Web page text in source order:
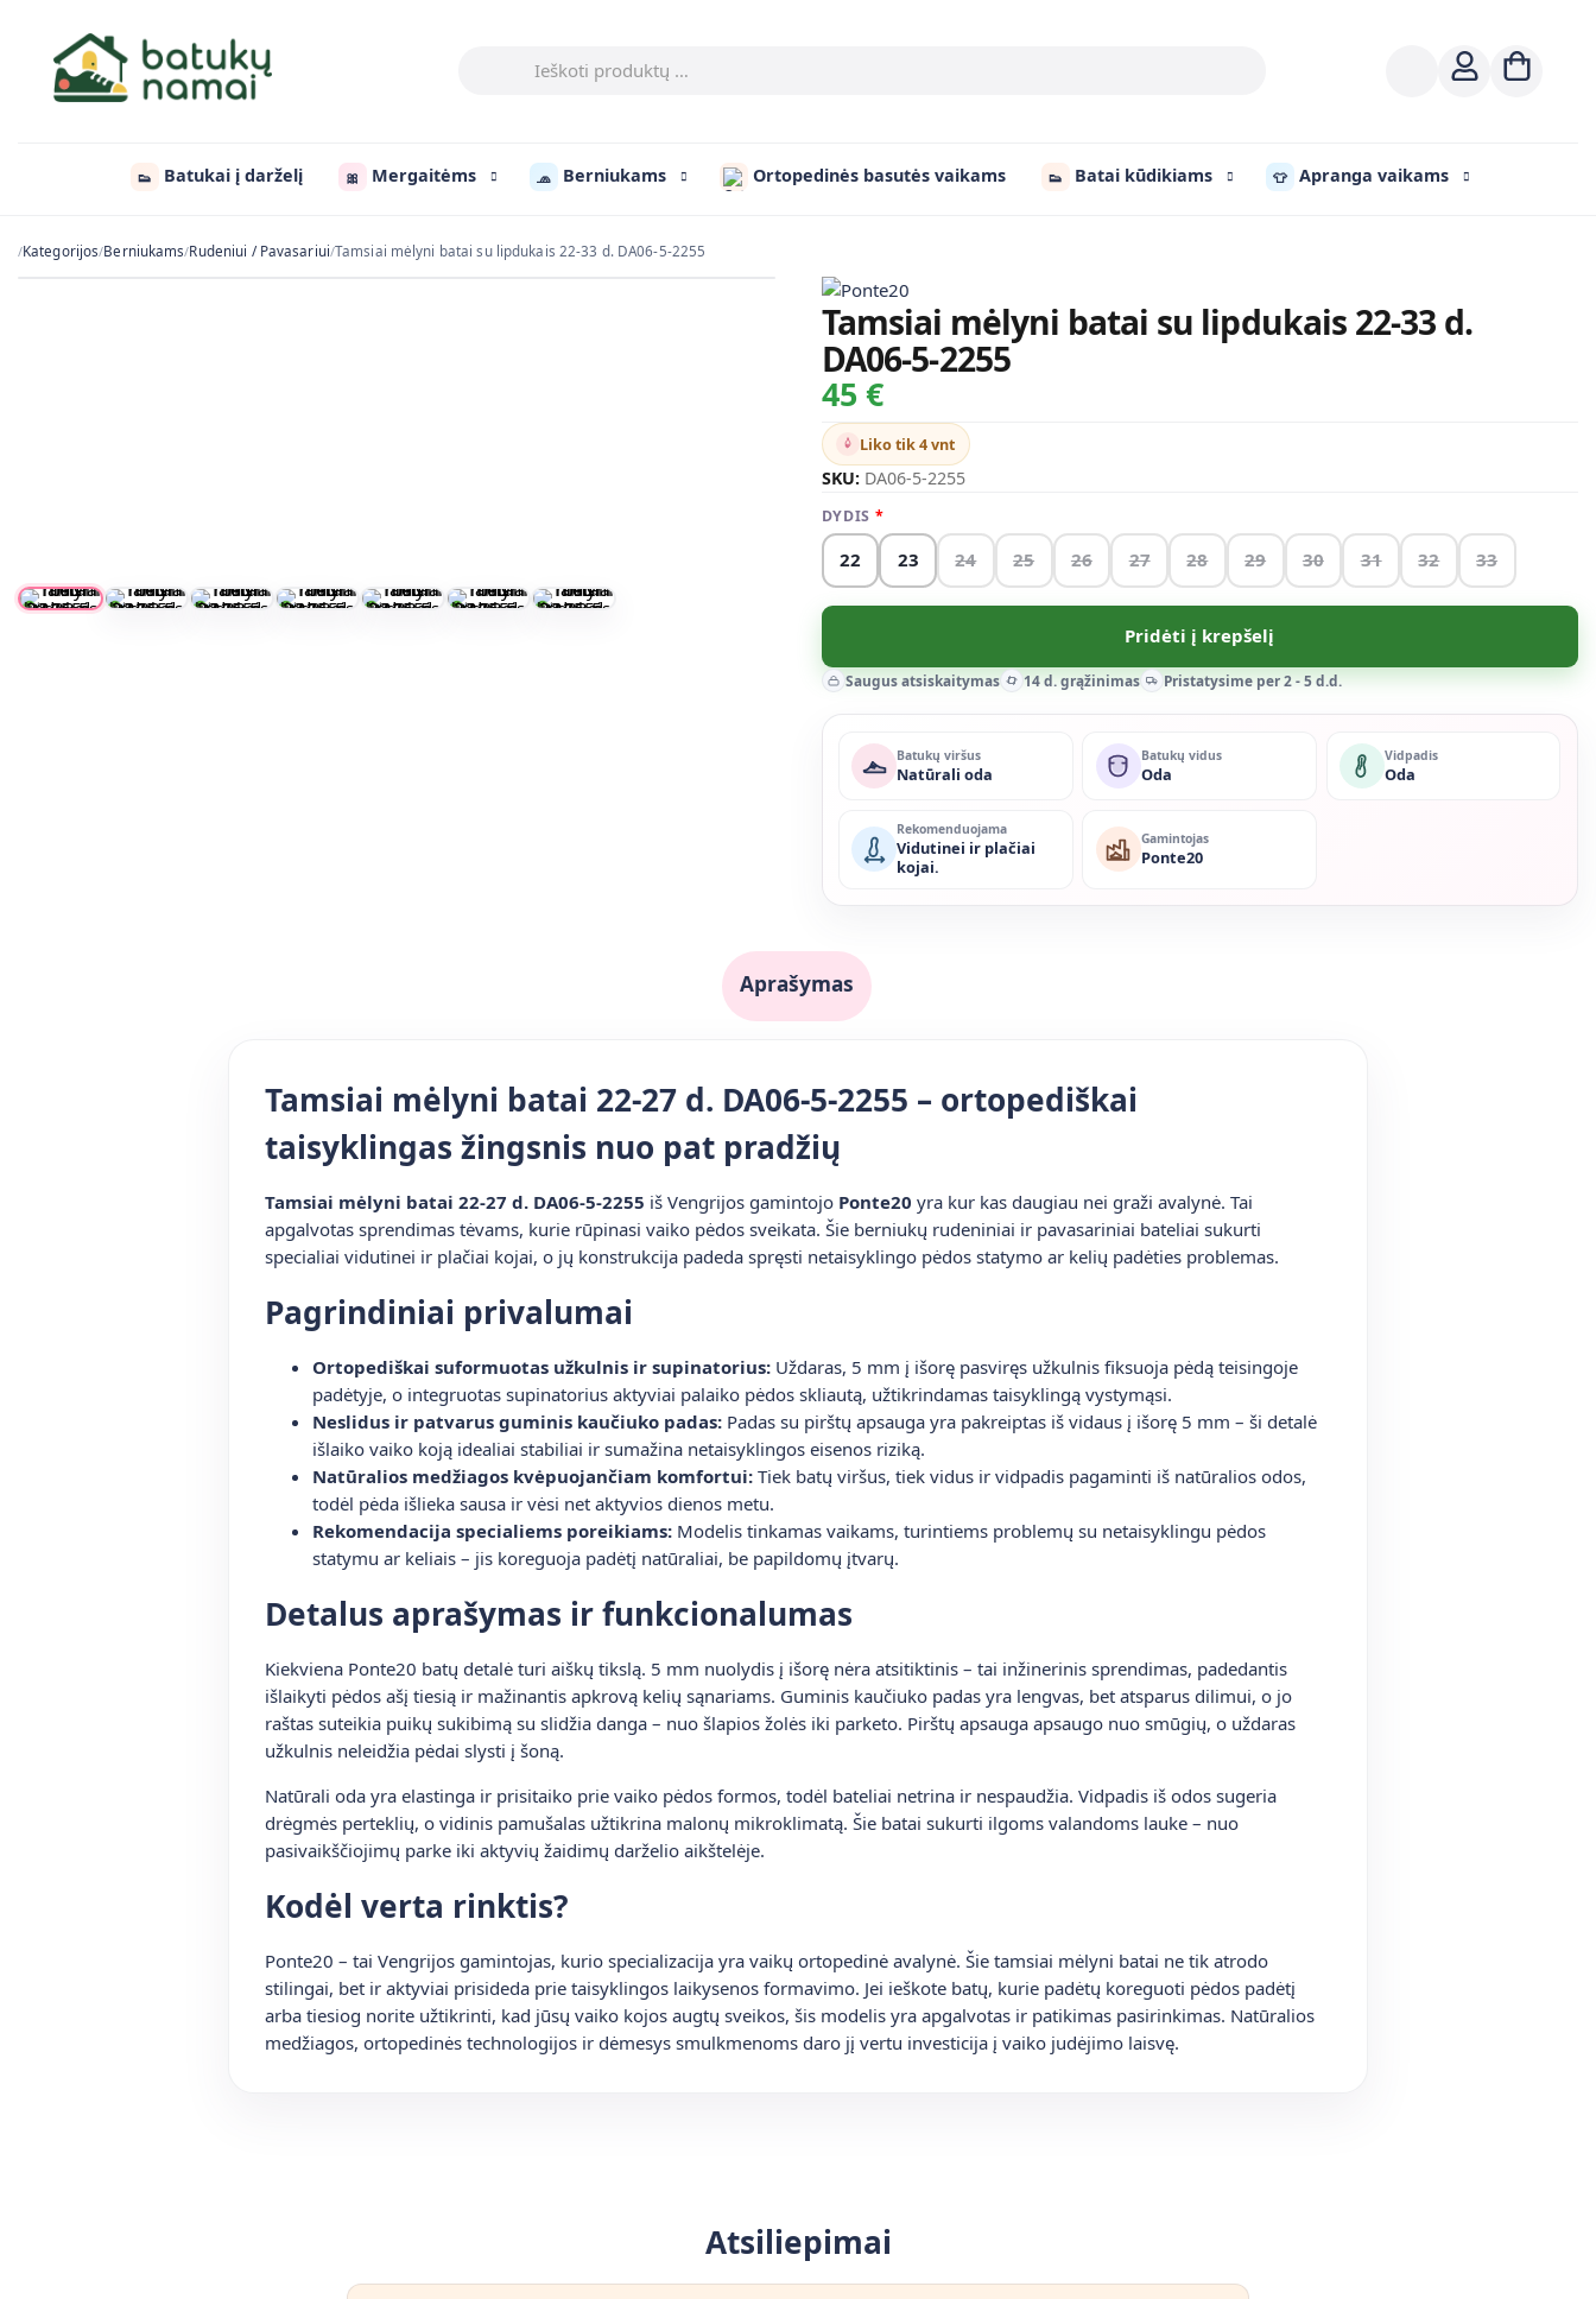
👟 Batukai į darželį 🎀 Mergaitėms 🧢 Berniukams Ortopedinės basutės vaikams 👟 Batai kūdikiams 👕 Apranga vaikams
/Kategorijos/Berniukams/Rudeniui / Pavasariui/Tamsiai mėlyni batai su lipdukais 22-33 d. DA06-5-2255
Tamsiai mėlyni batai su lipdukais 22-33 d.
DA06-5-2255
45 €
Liko tik 4 vnt
SKU: DA06-5-2255
DYDIS
22 23 24 25 26 27 28 29 30 31 32 33
Pridėti į krepšelį
Saugus atsiskaitymas 14 d. grąžinimas Pristatysime per 2 - 5 d.d.
Batukų viršus
Natūrali oda
Batukų vidus
Oda
Vidpadis
Oda
Rekomenduojama
Vidutinei ir plačiai
kojai.
Gamintojas
Ponte20
Aprašymas
Tamsiai mėlyni batai 22-27 d. DA06-5-2255 – ortopediškai
taisyklingas žingsnis nuo pat pradžių
Tamsiai mėlyni batai 22-27 d. DA06-5-2255 iš Vengrijos gamintojo Ponte20 yra kur kas daugiau nei graži avalynė. Tai
apgalvotas sprendimas tėvams, kurie rūpinasi vaiko pėdos sveikata. Šie berniukų rudeniniai ir pavasariniai bateliai sukurti
specialiai vidutinei ir plačiai kojai, o jų konstrukcija padeda spręsti netaisyklingo pėdos statymo ar kelių padėties problemas.
Pagrindiniai privalumai
Ortopediškai suformuotas užkulnis ir supinatorius: Uždaras, 5 mm į išorę pasviręs užkulnis fiksuoja pėdą teisingoje
padėtyje, o integruotas supinatorius aktyviai palaiko pėdos skliautą, užtikrindamas taisyklingą vystymąsi.
Neslidus ir patvarus guminis kaučiuko padas: Padas su pirštų apsauga yra pakreiptas iš vidaus į išorę 5 mm – ši detalė
išlaiko vaiko koją idealiai stabiliai ir sumažina netaisyklingos eisenos riziką.
Natūralios medžiagos kvėpuojančiam komfortui: Tiek batų viršus, tiek vidus ir vidpadis pagaminti iš natūralios odos,
todėl pėda išlieka sausa ir vėsi net aktyvios dienos metu.
Rekomendacija specialiems poreikiams: Modelis tinkamas vaikams, turintiems problemų su netaisyklingu pėdos
statymu ar keliais – jis koreguoja padėtį natūraliai, be papildomų įtvarų.
Detalus aprašymas ir funkcionalumas
Kiekviena Ponte20 batų detalė turi aiškų tikslą. 5 mm nuolydis į išorę nėra atsitiktinis – tai inžinerinis sprendimas, padedantis
išlaikyti pėdos ašį tiesią ir mažinantis apkrovą kelių sąnariams. Guminis kaučiuko padas yra lengvas, bet atsparus dilimui, o jo
raštas suteikia puikų sukibimą su slidžia danga – nuo šlapios žolės iki parketo. Pirštų apsauga apsaugo nuo smūgių, o uždaras
užkulnis neleidžia pėdai slysti į šoną.
Natūrali oda yra elastinga ir prisitaiko prie vaiko pėdos formos, todėl bateliai netrina ir nespaudžia. Vidpadis iš odos sugeria
drėgmės perteklių, o vidinis pamušalas užtikrina malonų mikroklimatą. Šie batai sukurti ilgoms valandoms lauke – nuo
pasivaikščiojimų parke iki aktyvių žaidimų darželio aikštelėje.
Kodėl verta rinktis?
Ponte20 – tai Vengrijos gamintojas, kurio specializacija yra vaikų ortopedinė avalynė. Šie tamsiai mėlyni batai ne tik atrodo
stilingai, bet ir aktyviai prisideda prie taisyklingos laikysenos formavimo. Jei ieškote batų, kurie padėtų koreguoti pėdos padėtį
arba tiesiog norite užtikrinti, kad jūsų vaiko kojos augtų sveikos, šis modelis yra apgalvotas ir patikimas pasirinkimas. Natūralios
medžiagos, ortopedinės technologijos ir dėmesys smulkmenoms daro jį vertu investicija į vaiko judėjimo laisvę.
Atsiliepimai